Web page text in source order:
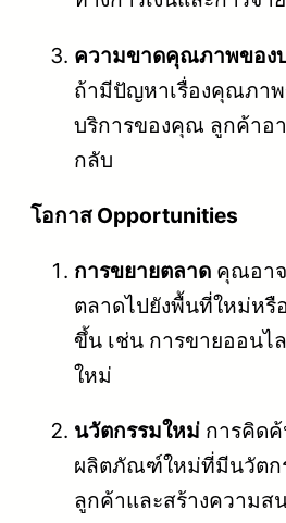
ความขาดคุณภาพของ
ถ้ามีปัญหาเรื่องคุณภาพ
บริการของคุณ ลูกค้าอ
กลับ
โอกาส Opportunities
การขยายตลาด คุณอา
ตลาดไปยังพื้นที่ใหม่หรื
ขึ้น เช่น การขายออนไ
ใหม่
นวัตกรรมใหม่ การคิด
ผลิตภัณฑ์ใหม่ที่มีนวัตก
ลูกค้าและสร้างความส